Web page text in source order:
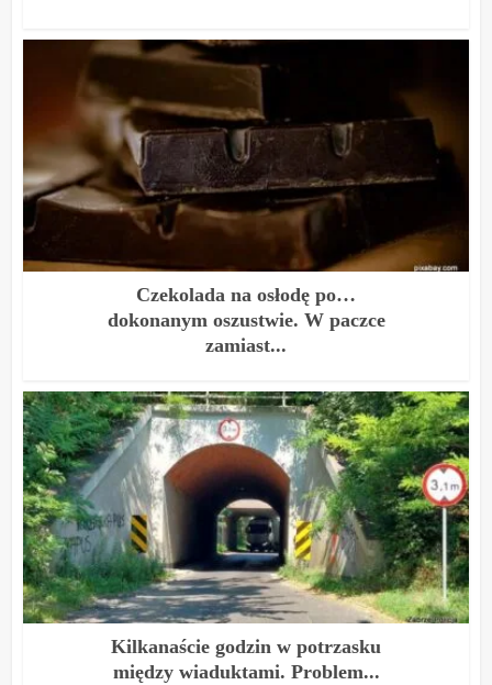
Czekolada na osłodę po…
dokonanym oszustwie. W paczce
zamiast...
Kilkanaście godzin w potrzasku
między wiaduktami. Problem...